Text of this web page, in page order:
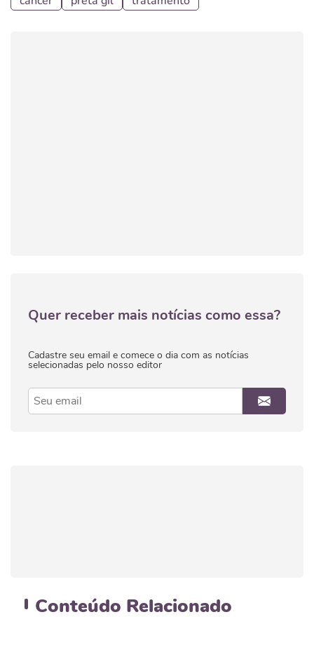
Quer receber mais notícias como essa?
Cadastre seu email e comece o dia com as notícias
selecionadas pelo nosso editor
Conteúdo Relacionado